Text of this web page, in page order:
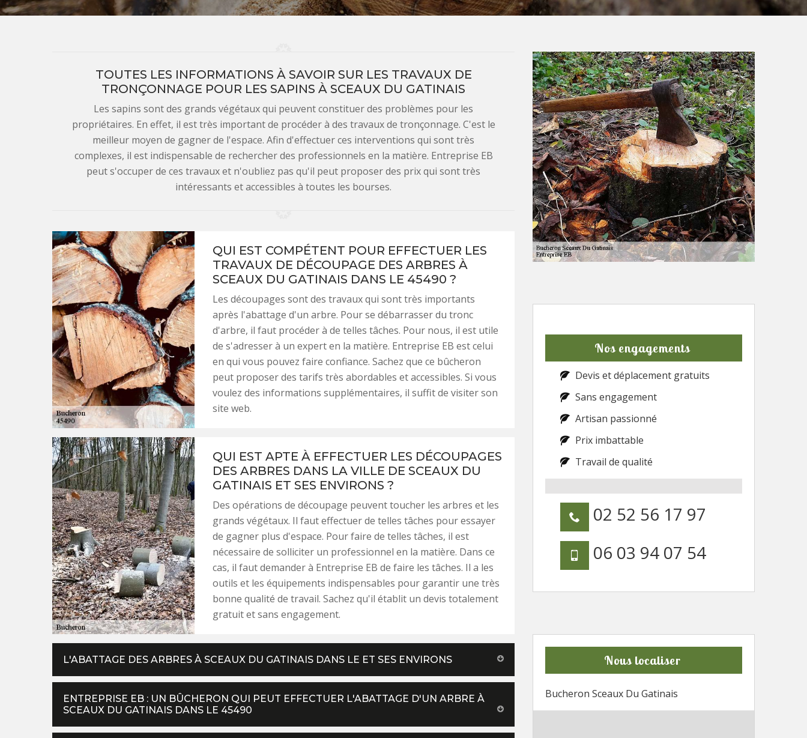
TOUTES LES INFORMATIONS À SAVOIR SUR LES TRAVAUX DE
TRONÇONNAGE POUR LES SAPINS À SCEAUX DU GATINAIS
Les sapins sont des grands végétaux qui peuvent constituer des problèmes pour les
propriétaires. En effet, il est très important de procéder à des travaux de tronçonnage. C'est le
meilleur moyen de gagner de l'espace. Afin d'effectuer ces interventions qui sont très
complexes, il est indispensable de rechercher des professionnels en la matière. Entreprise EB
peut s'occuper de ces travaux et n'oubliez pas qu'il peut proposer des prix qui sont très
intéressants et accessibles à toutes les bourses.
QUI EST COMPÉTENT POUR EFFECTUER LES
TRAVAUX DE DÉCOUPAGE DES ARBRES À
SCEAUX DU GATINAIS DANS LE 45490 ?
Les découpages sont des travaux qui sont très importants
après l'abattage d'un arbre. Pour se débarrasser du tronc
d'arbre, il faut procéder à de telles tâches. Pour nous, il est utile
de s'adresser à un expert en la matière. Entreprise EB est celui
en qui vous pouvez faire confiance. Sachez que ce bûcheron
peut proposer des tarifs très abordables et accessibles. Si vous
voulez des informations supplémentaires, il suffit de visiter son
site web.
QUI EST APTE À EFFECTUER LES DÉCOUPAGES
DES ARBRES DANS LA VILLE DE SCEAUX DU
GATINAIS ET SES ENVIRONS ?
Des opérations de découpage peuvent toucher les arbres et les
grands végétaux. Il faut effectuer de telles tâches pour essayer
de gagner plus d'espace. Pour faire de telles tâches, il est
nécessaire de solliciter un professionnel en la matière. Dans ce
cas, il faut demander à Entreprise EB de faire les tâches. Il a les
outils et les équipements indispensables pour garantir une très
bonne qualité de travail. Sachez qu'il établit un devis totalement
gratuit et sans engagement.
L'ABATTAGE DES ARBRES À SCEAUX DU GATINAIS DANS LE ET SES ENVIRONS
ENTREPRISE EB : UN BÛCHERON QUI PEUT EFFECTUER L'ABATTAGE D'UN ARBRE À
SCEAUX DU GATINAIS DANS LE 45490
Nos engagements
Devis et déplacement gratuits
Sans engagement
Artisan passionné
Prix imbattable
Travail de qualité
02 52 56 17 97
06 03 94 07 54
Nous localiser
Bucheron Sceaux Du Gatinais